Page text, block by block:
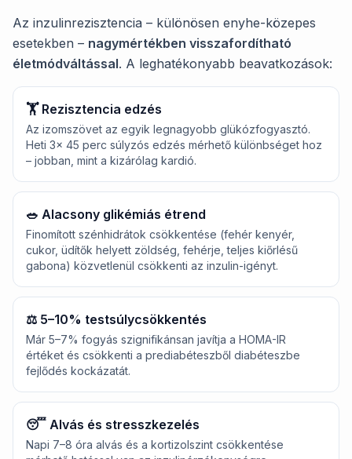
Az inzulinrezisztencia – különösen enyhe-közepes
esetekben – nagymértékben visszafordítható
életmódváltással. A leghatékonyabb beavatkozások:
🏋️ Rezisztencia edzés
Az izomszövet az egyik legnagyobb glükózfogyasztó.
Heti 3× 45 perc súlyzós edzés mérhető különbséget hoz
– jobban, mint a kizárólag kardió.
🥗 Alacsony glikémiás étrend
Finomított szénhidrátok csökkentése (fehér kenyér,
cukor, üdítők helyett zöldség, fehérje, teljes kiőrlésű
gabona) közvetlenül csökkenti az inzulin-igényt.
⚖️ 5–10% testsúlycsökkentés
Már 5–7% fogyás szignifikánsan javítja a HOMA-IR
értéket és csökkenti a prediabéteszből diabéteszbe
fejlődés kockázatát.
😴 Alvás és stresszkezelés
Napi 7–8 óra alvás és a kortizolszint csökkentése